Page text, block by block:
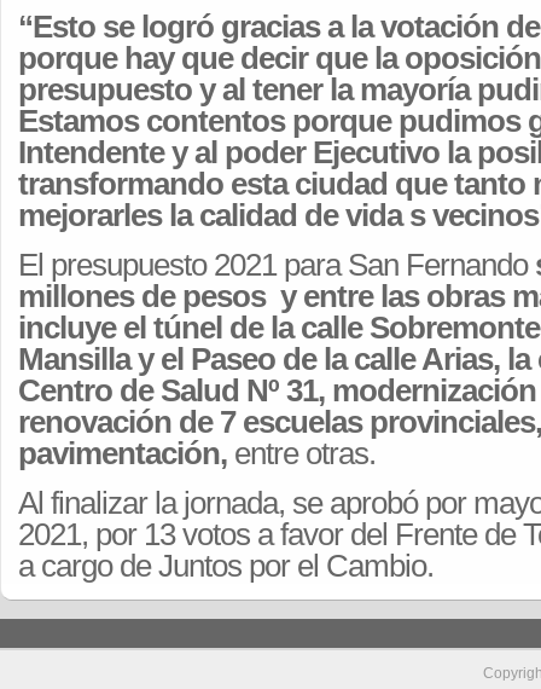
“Esto se logró gracias a la votación
porque hay que decir que la
presupuesto y al tener la mayoría
Estamos contentos porque pudimos
Intendente y al poder Ejecutivo la
transformando esta ciudad que tanto
mejorarles la calidad de vida s
El presupuesto 2021 para San Fernando
millones de pesos y entre las obras
incluye el túnel de la calle
Mansilla y el Paseo de la calle Arias,
Centro de Salud Nº 31,
renovación de 7 escuelas
pavimentación, entre otras.
Al finalizar la jornada, se aprobó por
2021, por 13 votos a favor del Frente de
a cargo de Juntos por el Cambio.